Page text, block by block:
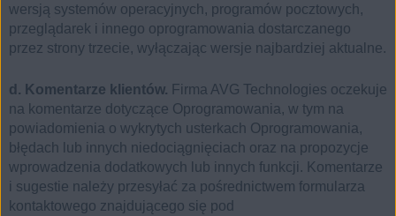
wersją systemów operacyjnych, programów pocztowych,
przeglądarek i innego oprogramowania dostarczanego
przez strony trzecie, wyłączając wersje najbardziej aktualne.
d. Komentarze klientów. Firma AVG Technologies oczekuje
na komentarze dotyczące Oprogramowania, w tym na
powiadomienia o wykrytych usterkach Oprogramowania,
błędach lub innych niedociągnięciach oraz na propozycje
wprowadzenia dodatkowych lub innych funkcji. Komentarze
i sugestie należy przesyłać za pośrednictwem formularza
kontaktowego znajdującego się pod